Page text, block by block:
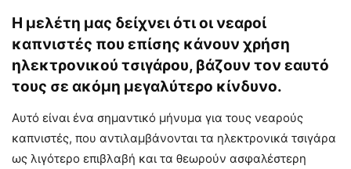
Η μελέτη μας δείχνει ότι οι νεαροί
καπνιστές που επίσης κάνουν χρήση
ηλεκτρονικού τσιγάρου, βάζουν τον εαυτό
τους σε ακόμη μεγαλύτερο κίνδυνο.
Αυτό είναι ένα σημαντικό μήνυμα για τους νεαρούς
καπνιστές, που αντιλαμβάνονται τα ηλεκτρονικά τσιγάρα
ως λιγότερο επιβλαβή και τα θεωρούν ασφαλέστερη